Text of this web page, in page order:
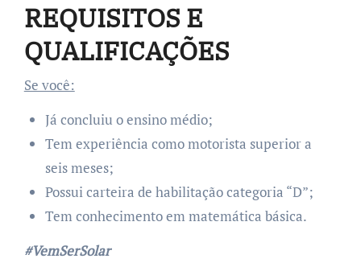
REQUISITOS E
QUALIFICAÇÕES
Se você:
Já concluiu o ensino médio;
Tem experiência como motorista superior a
seis meses;
Possui carteira de habilitação categoria “D”;
Tem conhecimento em matemática básica.
#VemSerSolar